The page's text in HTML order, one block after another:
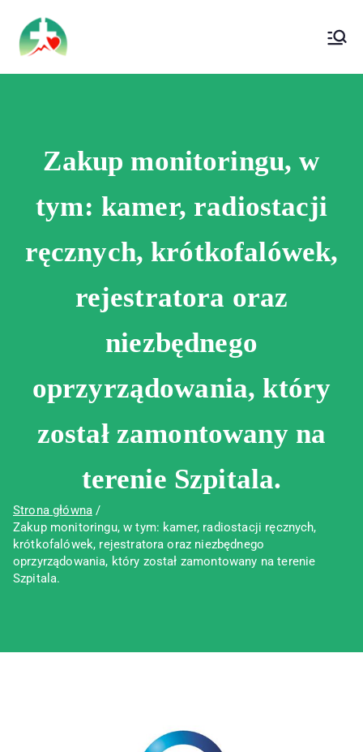
Wojewódzki Szpital Specjalistyczny im.
Św. Rafała w Czerwonej Górze
Zakup monitoringu, w
tym: kamer, radiostacji
ręcznych, krótkofalówek,
rejestratora oraz
niezbędnego
oprzyrządowania, który
został zamontowany na
terenie Szpitala.
Strona główna
Zakup monitoringu, w tym: kamer, radiostacji ręcznych,
krótkofalówek, rejestratora oraz niezbędnego
oprzyrządowania, który został zamontowany na terenie
Szpitala.